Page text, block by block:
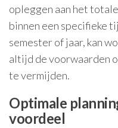
opleggen aan het
binnen een specifieke
semester of jaar, kan
altijd de voorwaarden
te vermijden.
Optimale
voordeel